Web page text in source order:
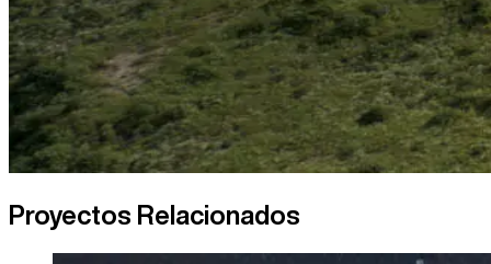
Proyectos Relacionados